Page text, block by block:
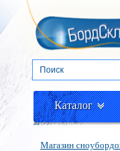
Каталог
Магазин